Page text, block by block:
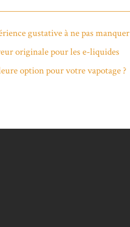
gustative à ne pas manquer
originale pour les e-liquides
option pour votre vapotage ?